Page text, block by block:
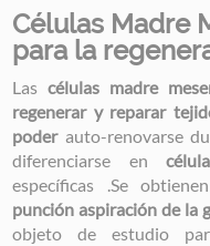
Células Madre
para la
Lascélulas madre
regenerar y reparar
poderauto-renovarse
diferenciarse en
específicas .Se
punción aspiración de la
objeto de estudio